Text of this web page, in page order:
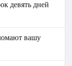
девять дней
вашу